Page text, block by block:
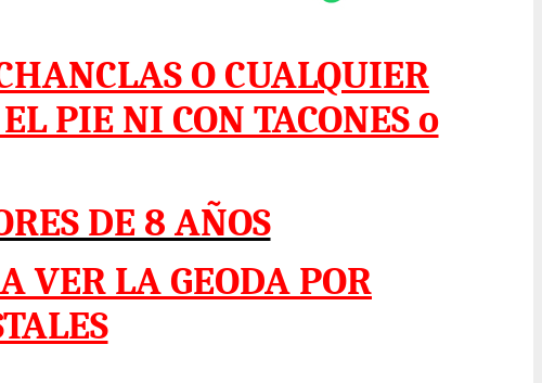
O CUALQUIER
PIE NI CON TACONES o
DE 8 AÑOS
VER LA GEODA POR